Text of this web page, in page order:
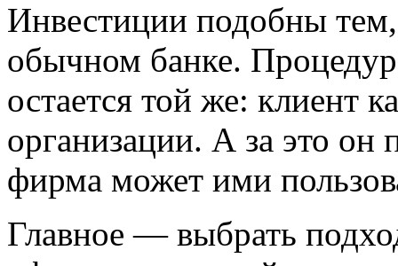
Инвестиции подобны
обычном банке.
остается той же: клиент
организации. А за это он
фирма может ими
Главное — выбрать